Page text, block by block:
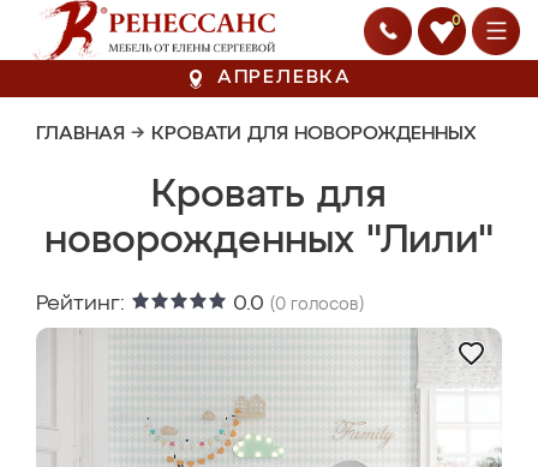
0
АПРЕЛЕВКА
ГЛАВНАЯ → КРОВАТИ ДЛЯ НОВОРОЖДЕННЫХ
Кровать для
новорожденных "Лили"
Рейтинг: 0.0 (0 голосов)